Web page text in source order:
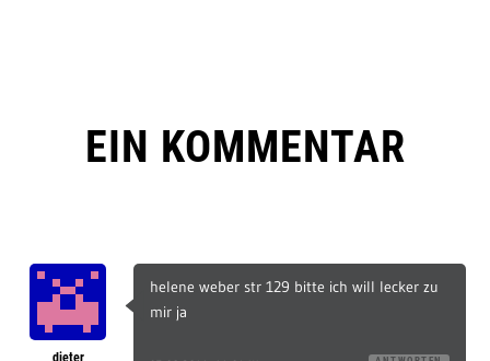
EIN KOMMENTAR
dieter
helene weber str 129 bitte ich will lecker zu
mir ja